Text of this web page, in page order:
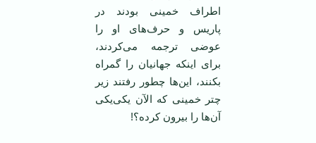
اطراف خمینی بودند در
پاریس و حرف‌های او را
عوضی ترجمه می‌کردند،
برای اینکه جهانیان را گمراه
بکنند، این‌ها چطور رفتند زیر
چتر خمینی که الآن یکی‌یکی
آن‌ها را بیرون کرده؟!